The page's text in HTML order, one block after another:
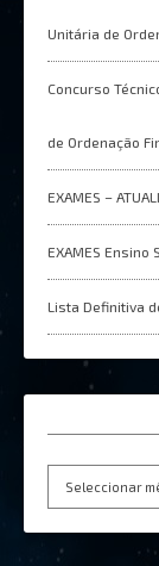
Unitária de
Concurso
de Ordenação
EXAMES –
EXAMES Ensino
Lista Definitiva
Arquivo